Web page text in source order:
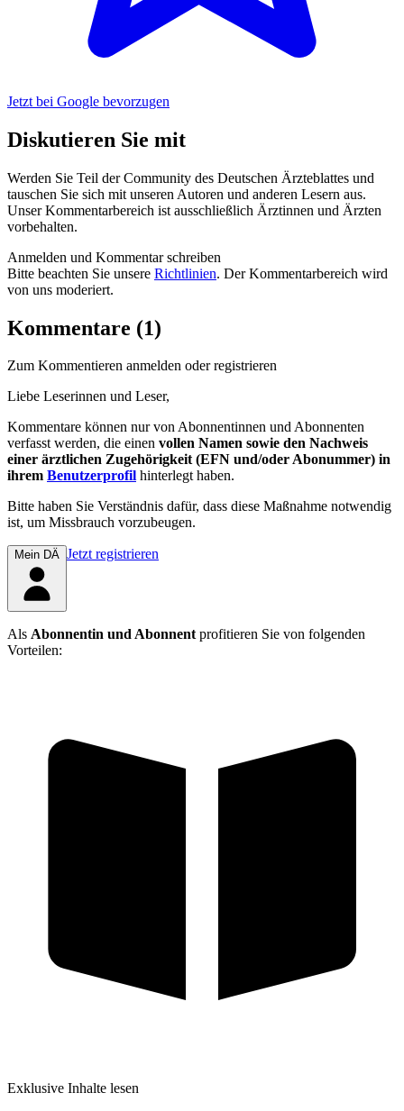
Jetzt bei Google bevorzugen
Diskutieren Sie mit
Werden Sie Teil der Community des Deutschen Ärzteblattes und
tauschen Sie sich mit unseren Autoren und anderen Lesern aus.
Unser Kommentarbereich ist ausschließlich Ärztinnen und Ärzten
vorbehalten.
Anmelden und Kommentar schreiben
Bitte beachten Sie unsere Richtlinien. Der Kommentarbereich wird
von uns moderiert.
Kommentare (1)
Zum Kommentieren anmelden oder registrieren
Liebe Leserinnen und Leser,
Kommentare können nur von Abonnentinnen und Abonnenten
verfasst werden, die einen vollen Namen sowie den Nachweis
einer ärztlichen Zugehörigkeit (EFN und/oder Abonummer) in
ihrem Benutzerprofil hinterlegt haben.
Bitte haben Sie Verständnis dafür, dass diese Maßnahme notwendig
ist, um Missbrauch vorzubeugen.
Mein DÄ Jetzt registrieren
Als Abonnentin und Abonnentprofitieren Sie von folgenden
Vorteilen:
Exklusive Inhalte lesen